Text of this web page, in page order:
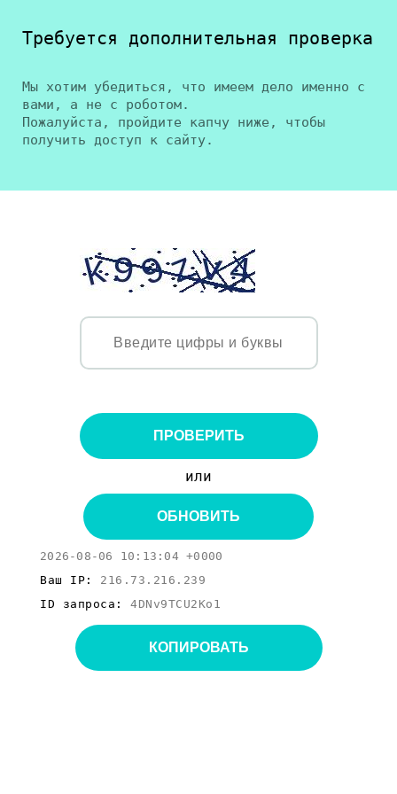
Требуется дополнительная проверка
Мы хотим убедиться, что имеем дело именно с
вами, а не с роботом.
Пожалуйста, пройдите капчу ниже, чтобы
получить доступ к сайту.
ПРОВЕРИТЬ
или
ОБНОВИТЬ
2026-08-06 10:13:04 +0000
Ваш IP: 216.73.216.239
ID запроса: 4DNv9TCU2Ko1
КОПИРОВАТЬ